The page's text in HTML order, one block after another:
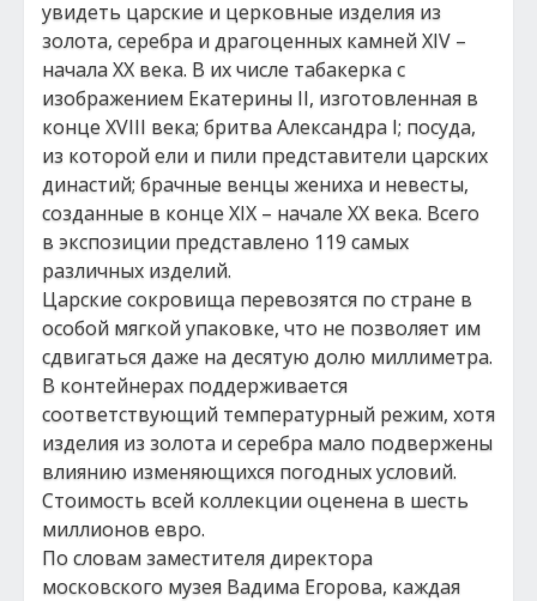
увидеть царские и церковные изделия из
золота, серебра и драгоценных камней XIV –
начала XX века. В их числе табакерка с
изображением Екатерины II, изготовленная в
конце XVIII века; бритва Александра I; посуда,
из которой ели и пили представители царских
династий; брачные венцы жениха и невесты,
созданные в конце XIX – начале XX века. Всего
в экспозиции представлено 119 самых
различных изделий.
Царские сокровища перевозятся по стране в
особой мягкой упаковке, что не позволяет им
сдвигаться даже на десятую долю миллиметра.
В контейнерах поддерживается
соответствующий температурный режим, хотя
изделия из золота и серебра мало подвержены
влиянию изменяющихся погодных условий.
Стоимость всей коллекции оценена в шесть
миллионов евро.
По словам заместителя директора
московского музея Вадима Егорова, каждая